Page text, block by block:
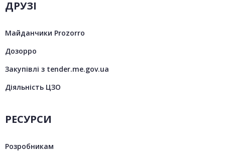
ДРУЗІ
Майданчики Prozorro
Дозорро
Закупівлі з tender.me.gov.ua
Діяльність ЦЗО
РЕСУРСИ
Розробникам